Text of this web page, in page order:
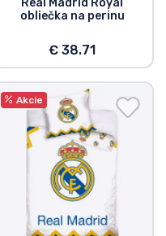
obliečka na perinu
€ 38.71
Akcie